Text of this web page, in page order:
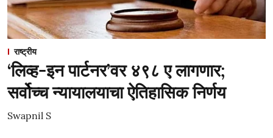
राष्ट्रीय
‘लिव्ह-इन पार्टनर’वर ४९८ ए लागणार;
सर्वोच्च न्यायालयाचा ऐतिहासिक निर्णय
Swapnil S